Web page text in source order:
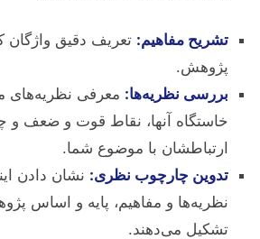
تشریح مفاهیم: تعریف دقیق واژگان
پژوهش.
بررسی نظریه‌ها: معرفی نظریه‌های
خاستگاه آنها، نقاط قوت و ضعف و
ارتباطشان با موضوع شما.
تدوین چارچوب نظری: نشان دادن
نظریه‌ها و مفاهیم، پایه و اساس
تشکیل می‌دهند.